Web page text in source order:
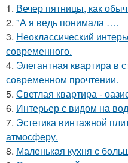
1. Вечер пятницы, как
2. "А я ведь понимала ….
3. Неоклассический
современного.
4. Элегантная квартира в
современном прочтении.
5. Светлая квартира -
6. Интерьер с видом на
7. Эстетика винтажной
атмосферу.
8. Маленькая кухня с